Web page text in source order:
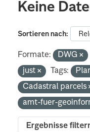
Keine
Sortieren nach
Formate: DWG
just
Tags:
Cadastral parcels
amt-fuer-
Ergebnisse